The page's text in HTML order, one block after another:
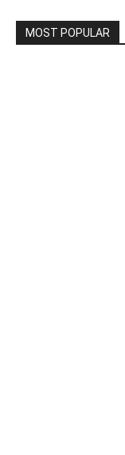
MOST POPULAR